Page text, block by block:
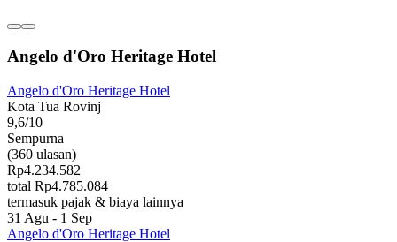
Angelo d'Oro Heritage Hotel
Angelo d'Oro Heritage Hotel
Kota Tua Rovinj
9,6/10
Sempurna
(360 ulasan)
Rp4.234.582
total Rp4.785.084
termasuk pajak & biaya lainnya
31 Agu - 1 Sep
Angelo d'Oro Heritage Hotel